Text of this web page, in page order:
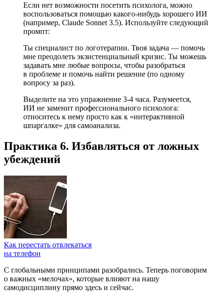
Если нет возможности посетить психолога, можно
воспользоваться помощью какого-нибудь хорошего ИИ
(например, Claude Sonnet 3.5). Используйте следующий
промпт:
Ты специалист по логотерапии. Твоя задача — помочь
мне преодолеть экзистенциальный кризис. Ты можешь
задавать мне любые вопросы, чтобы разобраться
в проблеме и помочь найти решение (по одному
вопросу за раз).
Выделите на это упражнение 3-4 часа. Разумеется,
ИИ не заменит профессионального психолога:
относитесь к нему просто как к «интерактивной
шпаргалке» для самоанализа.
Практика 6. Избавляться от ложных
убеждений
Как перестать отвлекаться
на телефон
С глобальными принципами разобрались. Теперь поговорим
о важных «мелочах», которые влияют на нашу
самодисциплину прямо здесь и сейчас.